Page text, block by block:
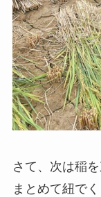
さて、次は稲
まとめて紐でく